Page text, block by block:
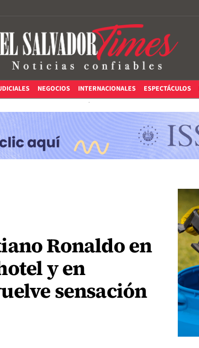
NEGOCIOS INTERNACIONALES ESPECTÁCULOS
Ronaldo en
y en
sensación